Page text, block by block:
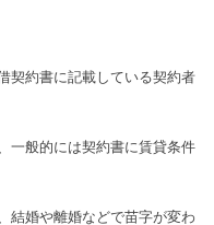
契約書に記載している契約者
一般的には契約書に賃貸条件
結婚や離婚などで苗字が変わ